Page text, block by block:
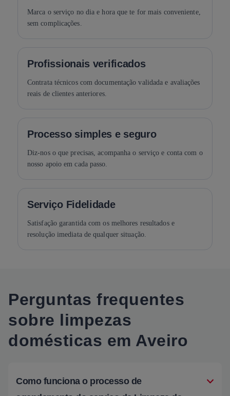
Marca o serviço no dia e hora que te for mais conveniente,
sem complicações.
Profissionais verificados
Contrata técnicos com documentação validada e avaliações
reais de clientes anteriores.
Processo simples e seguro
Diz-nos o que precisas, acompanha o serviço e conta com o
nosso apoio em cada passo.
Serviço Fidelidade
Satisfação garantida com os melhores resultados e
resolução imediata de qualquer situação.
Perguntas frequentes
sobre limpezas
domésticas em Aveiro
Como funciona o processo de